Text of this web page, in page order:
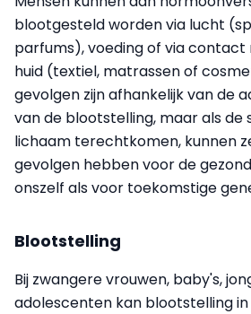
blootgesteld worden via lucht
parfums), voeding of via
huid (textiel, matrassen of
gevolgen zijn afhankelijk van de
van de blootstelling, maar als de
lichaam terechtkomen, kunnen
gevolgen hebben voor de
onszelf als voor toekomstige
Blootstelling
Bij zwangere vrouwen, baby's,
adolescenten kan blootstelling